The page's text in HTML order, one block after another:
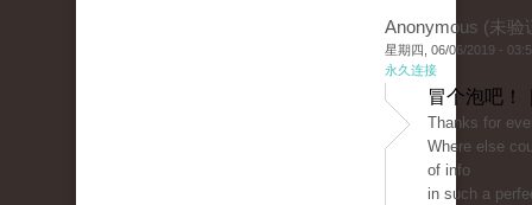
Anonymous (未验
星期四, 06/06/2019 -
永久连接
冒个泡吧！
Thanks for
Where else
of info
in such a